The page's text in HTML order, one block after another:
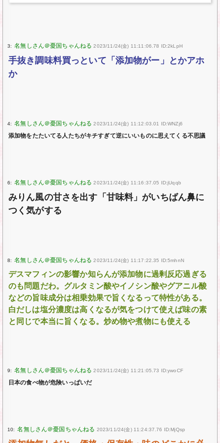
3: 2023/11/24(金) 11:11:06.78 ID:2kLpH
手抜き調味料買っといて「添加物がー」とかアホ
か
4: 2023/11/24(金) 11:12:03.01 ID:WNZj6
添加物をたたいてる人たちがキチすぎて逆にいいものに思えてくる不思議
6: 2023/11/24(金) 11:16:37.05 ID:jUqqb
みりん風の甘さを出す「甘味料」がいちばん鼻に
つく気がする
8: 2023/11/24(金) 11:17:22.35 ID:5mhnN
デスマフィンの影響か知らんが添加物に過剰反応過ぎる
のも問題だわ。グルタミン酸やイノシン酸やグアニル酸
などの旨味成分は相乗効果で旨くなるって特性がある。
白だしは塩分濃度は高くなるが気をつけて使えば味の素
と同じで本当に旨くなる。炒め物や煮物にも使える
9: 2023/11/24(金) 11:21:05.73 ID:ywoCF
日本の食べ物が危険いっぱいだ
10: 2023/11/24(金) 11:24:37.76 ID:MjQsp